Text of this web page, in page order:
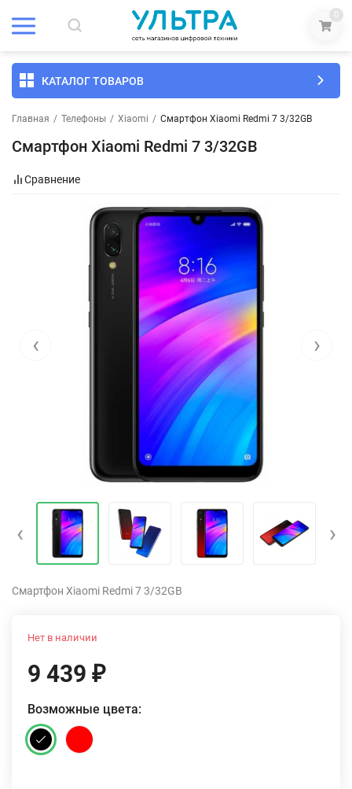
0
КАТАЛОГ ТОВАРОВ
Главная / Телефоны / Xiaomi / Смартфон Xiaomi Redmi 7 3/32GB
Смартфон Xiaomi Redmi 7 3/32GB
Сравнение
‹ ›
‹ ›
Смартфон Xiaomi Redmi 7 3/32GB
Нет в наличии
9 439 ₽
Возможные цвета: